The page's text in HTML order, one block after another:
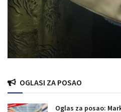
OGLASI ZA POSAO
Oglas za posao: